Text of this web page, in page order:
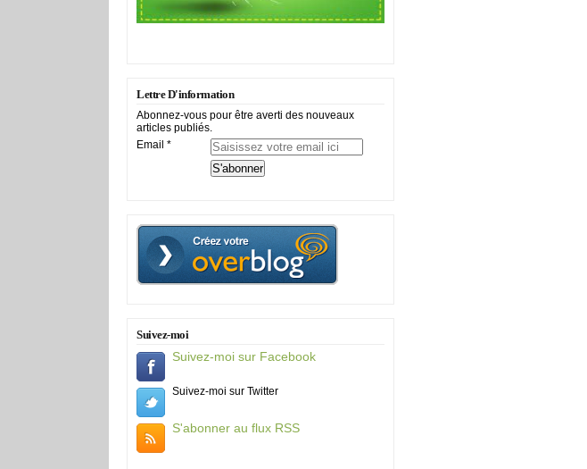
Lettre D'information
Abonnez-vous pour être averti des nouveaux
articles publiés.
Email
Suivez-moi
Suivez-moi sur Facebook
Suivez-moi sur Twitter
S'abonner au flux RSS